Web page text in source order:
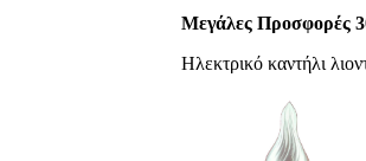
Μεγάλες Προσφορές
Ηλεκτρικό καντήλι